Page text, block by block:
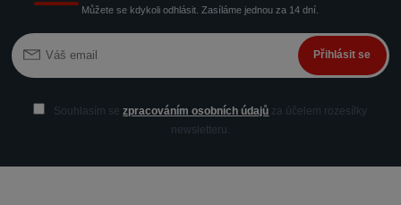
Můžete se kdykoli odhlásit. Zasíláme jednou za 14 dní.
Přihlásit se
Souhlasím sezpracováním osobních údajů za účelem rozesílky
newsletteru.